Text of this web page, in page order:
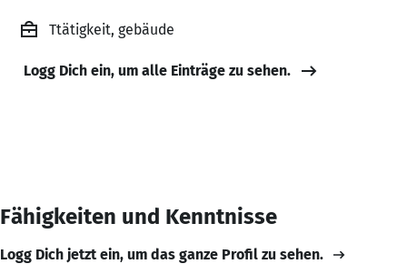
Ttätigkeit, gebäude
Logg Dich ein, um alle Einträge zu sehen.
Fähigkeiten und Kenntnisse
Logg Dich jetzt ein, um das ganze Profil zu sehen.